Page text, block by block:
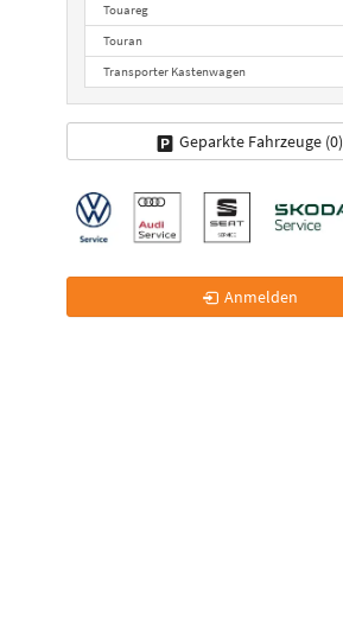
Touareg
Touran
Transporter Kastenwagen
Geparkte Fahrzeuge (0)
Anmelden